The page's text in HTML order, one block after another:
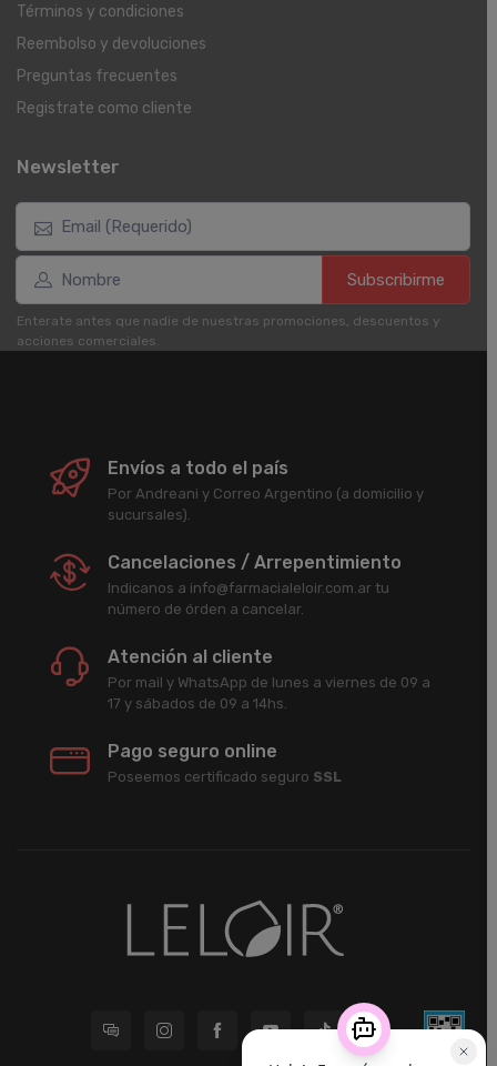
Términos y condiciones
Reembolso y devoluciones
Preguntas frecuentes
Registrate como cliente
Newsletter
Subscribirme
Enterate antes que nadie de nuestras promociones, descuentos y
acciones comerciales.
Envíos a todo el país
Por Andreani y Correo Argentino (a domicilio y
sucursales).
Cancelaciones / Arrepentimiento
Indicanos a info@farmacialeloir.com.ar tu
número de órden a cancelar.
Atención al cliente
Por mail y WhatsApp de lunes a viernes de 09 a
17 y sábados de 09 a 14hs.
Pago seguro online
Poseemos certificado seguro SSL